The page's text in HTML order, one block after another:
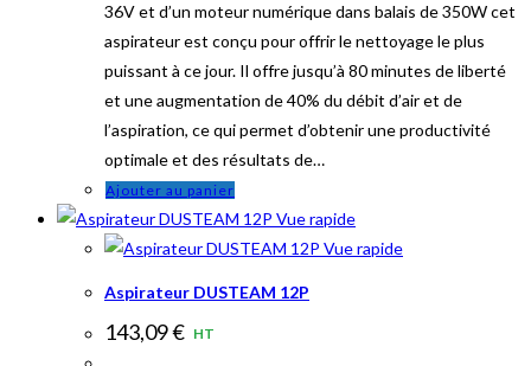
36V et d’un moteur numérique dans balais de 350W cet
aspirateur est conçu pour offrir le nettoyage le plus
puissant à ce jour. Il offre jusqu’à 80 minutes de liberté
et une augmentation de 40% du débit d’air et de
l’aspiration, ce qui permet d’obtenir une productivité
optimale et des résultats de…
Ajouter au panier
Vue rapide
Vue rapide
Aspirateur DUSTEAM 12P
143,09€ HT